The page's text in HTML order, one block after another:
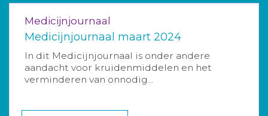
Medicijnjournaal
Medicijnjournaal maart 2024
In dit Medicijnjournaal is onder andere
aandacht voor kruidenmiddelen en het
verminderen van onnodig...